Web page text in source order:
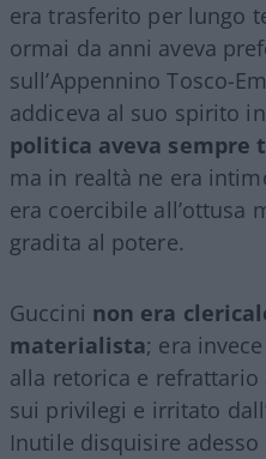
era trasferito per lungo
ormai da anni aveva
sull’Appennino Tosco-
addiceva al suo spirito
politica aveva sempre
ma in realtà ne era
era coercibile all’ottusa
gradita al potere.
Guccini non era
materialista; era
alla retorica e
sui privilegi e irritato
Inutile disquisire